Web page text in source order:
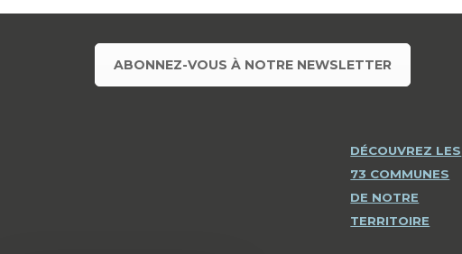
ABONNEZ-VOUS À NOTRE NEWSLETTER
DÉCOUVREZ LES
73 COMMUNES
DE NOTRE
TERRITOIRE